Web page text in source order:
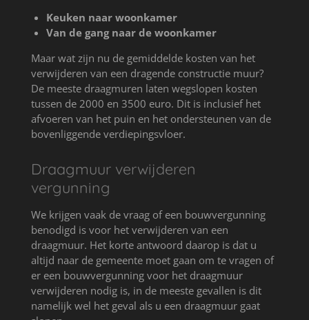
Keuken naar woonkamer
Van de gang naar de woonkamer
Maar wat zijn nu de gemiddelde kosten van het
verwijderen van een dragende constructie muur?
De meeste draagmuren laten wegslopen kosten
tussen de 2000 en 3500 euro. Dit is inclusief het
afvoeren van het puin en het ondersteunen van de
bovenliggende verdiepingsvloer.
Draagmuur verwijderen
vergunning
We krijgen vaak de vraag of een bouwvergunning
benodigd is voor het verwijderen van een
draagmuur. Het korte antwoord daarop is dat u
altijd naar de gemeente moet gaan om te vragen of
er een bouwvergunning voor het draagmuur
verwijderen nodig is, in de meeste gevallen is dit
namelijk wel het geval als u een draagmuur gaat